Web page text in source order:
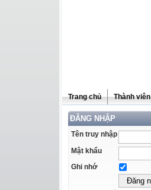
Trang chủ Thành viên
ĐĂNG NHẬP
Tên truy nhập
Mật khẩu
Ghi nhớ